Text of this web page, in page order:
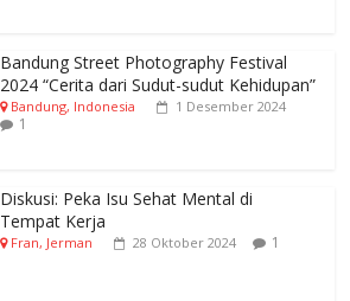
Bandung Street Photography Festival
2024 “Cerita dari Sudut-sudut Kehidupan”
Bandung, Indonesia 1 Desember 2024
1
Diskusi: Peka Isu Sehat Mental di
Tempat Kerja
Fran, Jerman 28 Oktober 2024 1